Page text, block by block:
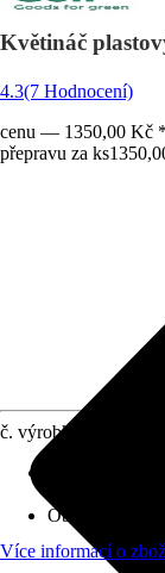
Květináč
4.3(7 Hodnocení)
cenu — 1350,00 Kč *
přepravu za ks
č. výrobku
Oblast využití
Více informací o